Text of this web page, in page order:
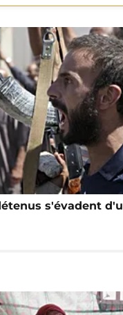
s'évadent